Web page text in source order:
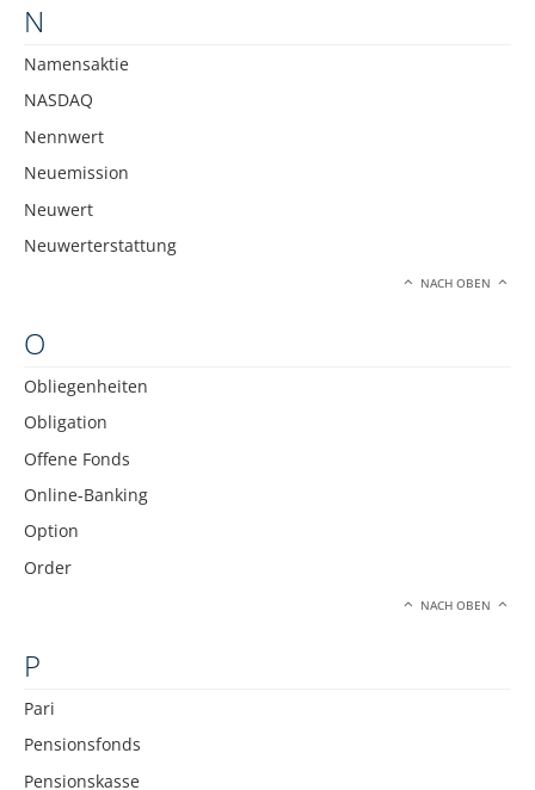
N
Namensaktie
NASDAQ
Nennwert
Neuemission
Neuwert
Neuwerterstattung
NACH OBEN
O
Obliegenheiten
Obligation
Offene Fonds
Online-Banking
Option
Order
NACH OBEN
P
Pari
Pensionsfonds
Pensionskasse